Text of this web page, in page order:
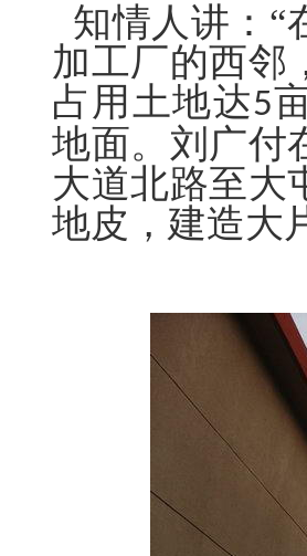
知情人讲：“
加工厂的西邻
占用土地达5
地面。刘广付
大道北路至大
地皮，建造大